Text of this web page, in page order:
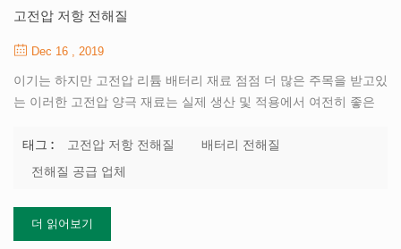
되어 수용성 리튬 하이드 록 사이드를 형성한다. 충전시, 전자는 와
이어를 통해 음극으로 전달되고, 리튬 이온은 양...
고전압 저항 전해질
Dec 16 , 2019
이기는 하지만 고전압 리튬 배터리 재료 점점 더 많은 주목을 받고있
는 이러한 고전압 양극 재료는 실제 생산 및 적용에서 여전히 좋은
질의 전기 화학적 안정성 윈도우가 낮다는 것이다. 배터리 전압이 약
4．5 （vs．li/li＋）에 도달하면 전해질 격렬한 산화 분해가 일어나
고전압을 견딜 수있는 전해액 시스템의 개발은이 새로운 재료의 응
용을 촉진하는 중요한 단계입니다. 새로운 개발 및 응용 고전압 전해
태그 : 고전압 저항 전해질
배터리 전해질
전해질 공급 업체
더 읽어보기